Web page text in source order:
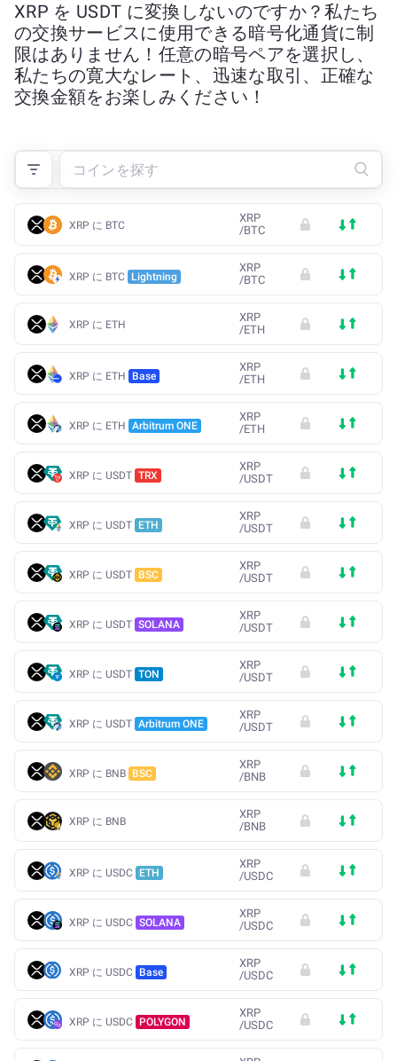
XRP を USDT に変換しないのですか？私たち
の交換サービスに使用できる暗号化通貨に制
限はありません！任意の暗号ペアを選択し、
私たちの寛大なレート、迅速な取引、正確な
交換金額をお楽しみください！
XRP に BTC
XRP
/BTC
XRP に BTC Lightning
XRP
/BTC
XRP に ETH
XRP
/ETH
XRP に ETH Base
XRP
/ETH
XRP に ETH Arbitrum ONE
XRP
/ETH
XRP に USDT TRX
XRP
/USDT
XRP に USDT ETH
XRP
/USDT
XRP に USDT BSC
XRP
/USDT
XRP に USDT SOLANA
XRP
/USDT
XRP に USDT TON
XRP
/USDT
XRP に USDT Arbitrum ONE
XRP
/USDT
XRP に BNB BSC
XRP
/BNB
XRP に BNB
XRP
/BNB
XRP に USDC ETH
XRP
/USDC
XRP に USDC SOLANA
XRP
/USDC
XRP に USDC Base
XRP
/USDC
XRP に USDC POLYGON
XRP
/USDC